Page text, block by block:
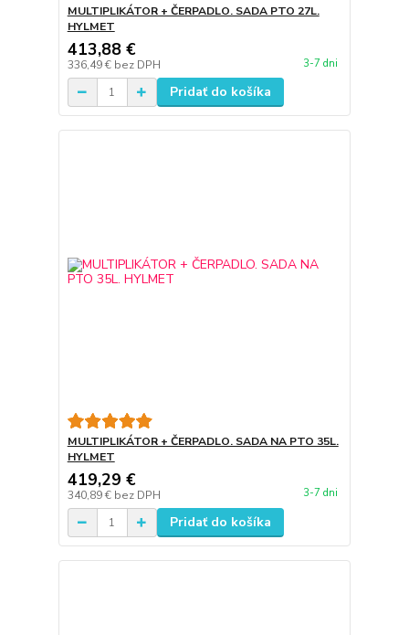
MULTIPLIKÁTOR + ČERPADLO. SADA PTO 27L.
HYLMET
413,88 €
336,49 € bez DPH 3-7 dni
Pridať do košíka
MULTIPLIKÁTOR + ČERPADLO. SADA NA PTO 35L.
HYLMET
419,29 €
340,89 € bez DPH 3-7 dni
Pridať do košíka